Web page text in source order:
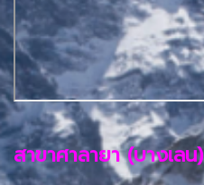
สาขาศาลายา (บางเลน)